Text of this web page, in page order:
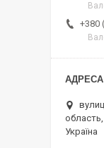
+380
Україна